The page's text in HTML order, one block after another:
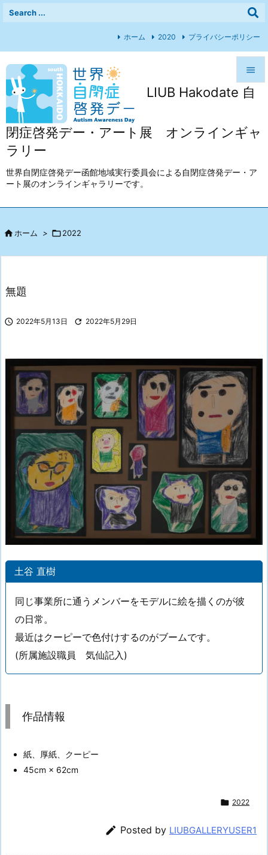
LIUB Hakodate 自
閉症啓発デー・アート展 オンラインギャ
ラリー
世界自閉症啓発デー函館地域実行委員会による自閉症啓発デー・ア
ート展のオンラインギャラリーです。



前へ
次へ
ホーム 2020 プライバシーポリシー
ホーム > 2022
無題
 2022年5月13日  2022年5月29日
土谷 直樹
同じ事業所に通うメンバーをモデルに絵を描くのが彼
の日常。
最近はクーピーで色付けするのがブームです。
(所属施設職員 気仙記入)
作品情報
紙、厚紙、クーピー
45cm × 62cm
 2022
 Posted by LIUBGALLERYUSER1